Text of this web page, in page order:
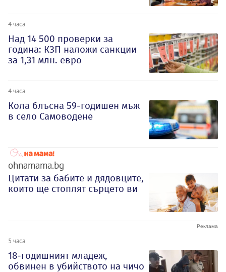
4 часа
Над 14 500 проверки за
година: КЗП наложи санкции
за 1,31 млн. евро
4 часа
Кола блъсна 59-годишен мъж
в село Самоводене
ohnamama.bg
Цитати за бабите и дядовците,
които ще стоплят сърцето ви
5 часа
18-годишният младеж,
обвинен в убийството на чичо